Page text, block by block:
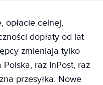
opłacie celnej,
dopłaty od lat
zmieniają tylko
raz InPost, raz
przesyłka. Nowe